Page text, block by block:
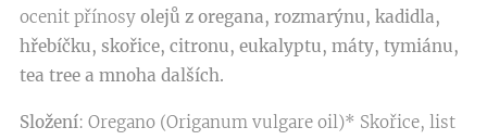
ocenit přínosy olejů z oregana, rozmarýnu, kadidla,
hřebíčku, skořice, citronu, eukalyptu, máty, tymiánu,
tea tree a mnoha dalších.
Složení: Oregano (Origanum vulgare oil)* Skořice, list